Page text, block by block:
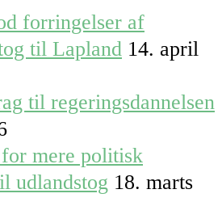
forringelser af
til Lapland 14. april
til regeringsdannelsen
mere politisk
udlandstog 18. marts